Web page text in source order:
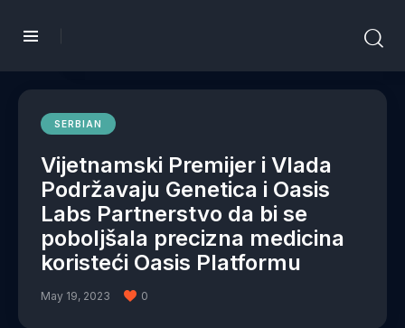
SERBIAN
Vijetnamski Premijer i Vlada
Podržavaju Genetica i Oasis
Labs Partnerstvo da bi se
poboljšala precizna medicina
koristeći Oasis Platformu
May 19, 2023 0